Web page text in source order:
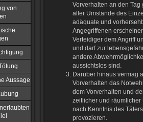
von
Aussage
Vorverhalten an den
aller Umstände des
adäquate und
Angegriffenen
Verteidiger dem Angriff
und darf zur
andere
aussichtslos sind.
Darüber hinaus vermag
Vorverhalten das
dem Vorverhalten und
zeitlicher und
nach Kenntnis des
provozieren.